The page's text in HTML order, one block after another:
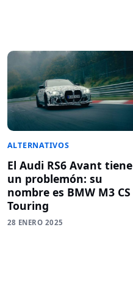
ALTERNATIVOS
El Audi RS6 Avant tiene
un problemón: su
nombre es BMW M3 CS
Touring
28 ENERO 2025